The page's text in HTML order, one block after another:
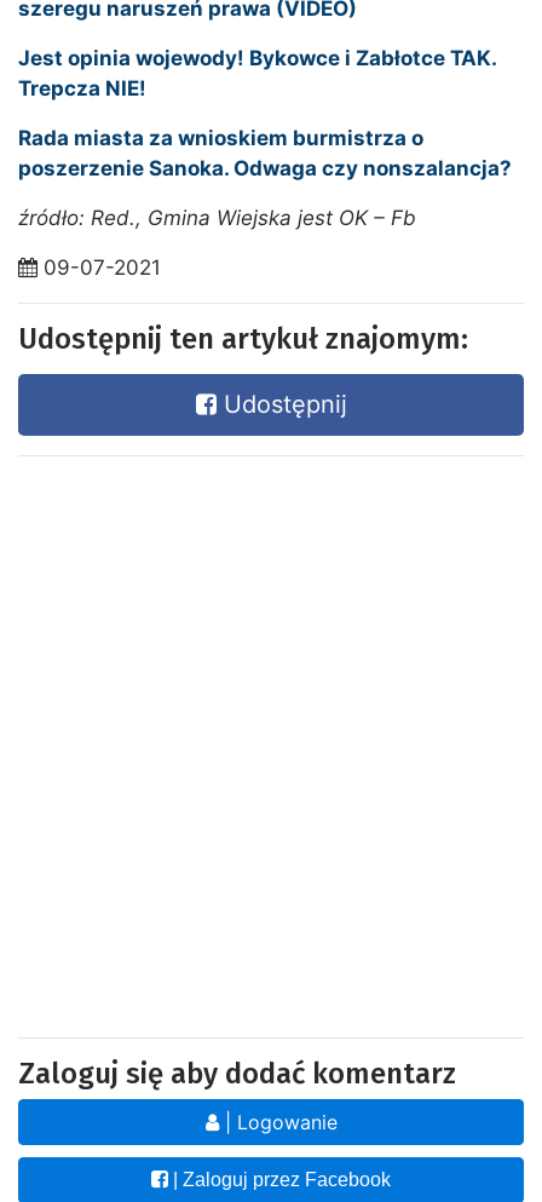
szeregu naruszeń prawa (VIDEO)
Jest opinia wojewody! Bykowce i Zabłotce TAK.
Trepcza NIE!
Rada miasta za wnioskiem burmistrza o
poszerzenie Sanoka. Odwaga czy nonszalancja?
źródło: Red., Gmina Wiejska jest OK – Fb
09-07-2021
Udostępnij ten artykuł znajomym:
Udostępnij
Zaloguj się aby dodać komentarz
| Logowanie
| Zaloguj przez Facebook